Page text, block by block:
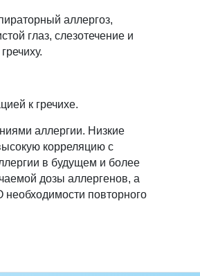
аллергоз,
глаз, слезотечение и
к гречихе.
аллергии. Низкие
корреляцию с
в будущем и более
дозы аллергенов, а
повторного